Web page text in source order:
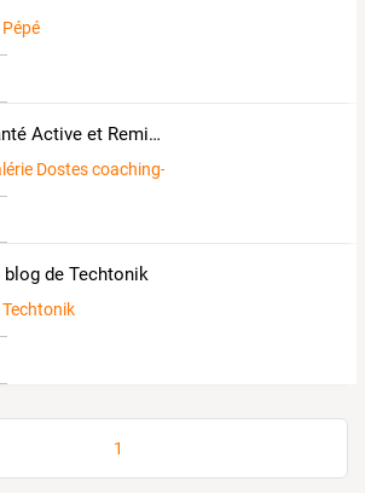
Pépé
Etudes
Santé Active et Remise en Forme...
Dostes coaching-equilibre32
en forme
blog de Techtonik
Techtonik
en forme
1